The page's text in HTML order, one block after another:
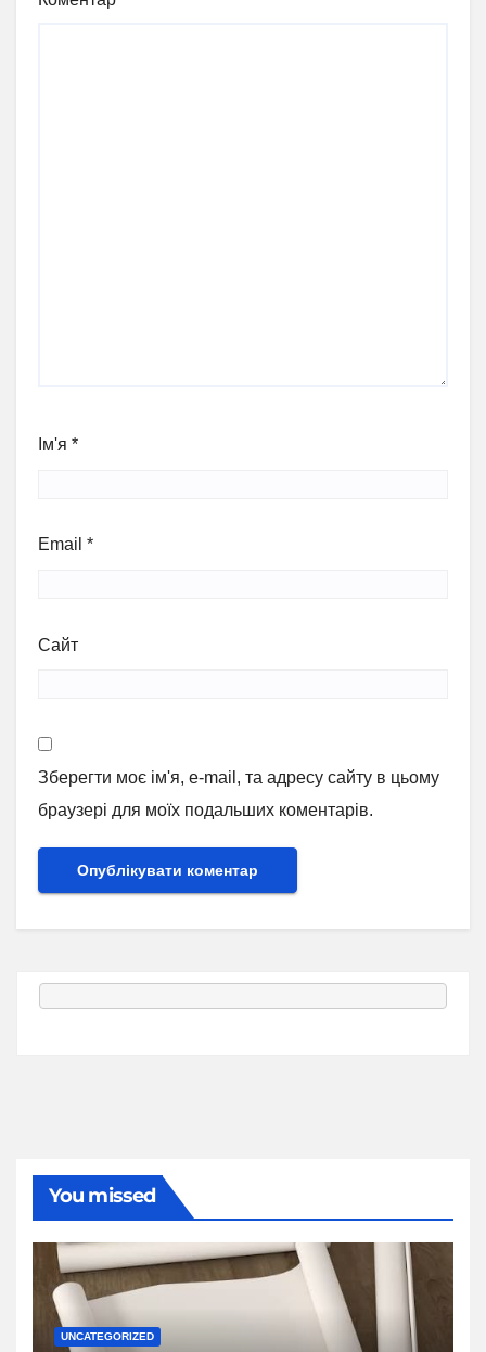
Ім'я *
Email *
Сайт
Зберегти моє ім'я, e-mail, та адресу сайту в цьому
браузері для моїх подальших коментарів.
You missed
UNCATEGORIZED